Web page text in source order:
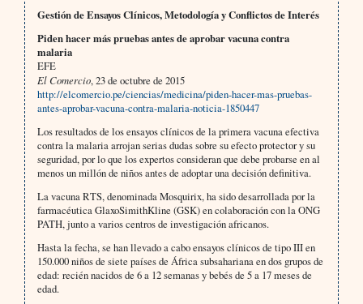
Gestión de Ensayos Clínicos, Metodología y Conflictos de Interés
Piden hacer más pruebas antes de aprobar vacuna contra
malaria
EFE
El Comercio, 23 de octubre de 2015
http://elcomercio.pe/ciencias/medicina/piden-hacer-mas-pruebas-
antes-aprobar-vacuna-contra-malaria-noticia-1850447
Los resultados de los ensayos clínicos de la primera vacuna efectiva
contra la malaria arrojan serias dudas sobre su efecto protector y su
seguridad, por lo que los expertos consideran que debe probarse en al
menos un millón de niños antes de adoptar una decisión definitiva.
La vacuna RTS, denominada Mosquirix, ha sido desarrollada por la
farmacéutica GlaxoSimithKline (GSK) en colaboración con la ONG
PATH, junto a varios centros de investigación africanos.
Hasta la fecha, se han llevado a cabo ensayos clínicos de tipo III en
150.000 niños de siete países de África subsahariana en dos grupos de
edad: recién nacidos de 6 a 12 semanas y bebés de 5 a 17 meses de
edad.